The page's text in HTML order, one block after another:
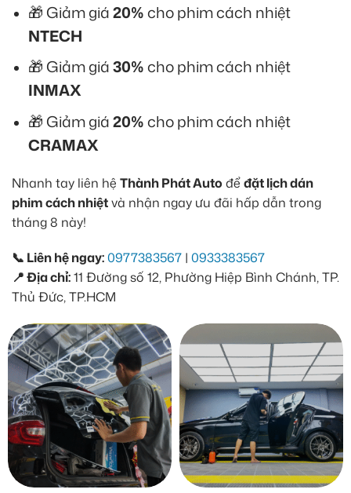
🎁 Giảm giá20%cho phim cách nhiệt
NTECH
🎁 Giảm giá30%cho phim cách nhiệt
INMAX
🎁 Giảm giá20%cho phim cách nhiệt
CRAMAX
Nhanh tay liên hệ Thành Phát Auto đểđặt lịch dán
phim cách nhiệtvà nhận ngay ưu đãi hấp dẫn trong
tháng 8 này!
📞 Liên hệ ngay:0977383567 | 0933383567
📍 Địa chỉ:11 Đường số 12, Phường Hiệp Bình Chánh, TP.
Thủ Đức, TP.HCM